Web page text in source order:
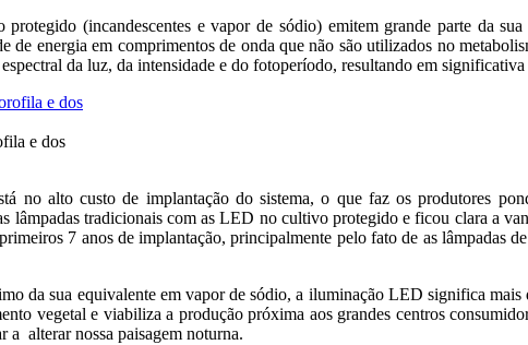
(incandescentes e vapor de sódio) emitem grande parte da
de energia em comprimentos de onda que não são utilizados no
da luz, da intensidade e do fotoperíodo, resultando em
e dos
no alto custo de implantação do sistema, o que faz os produtores
lâmpadas tradicionais com as LED no cultivo protegido e ficou clara a
7 anos de implantação, principalmente pelo fato de as lâmpadas
da sua equivalente em vapor de sódio, a iluminação LED significa
vegetal e viabiliza a produção próxima aos grandes centros
a alterar nossa paisagem noturna.